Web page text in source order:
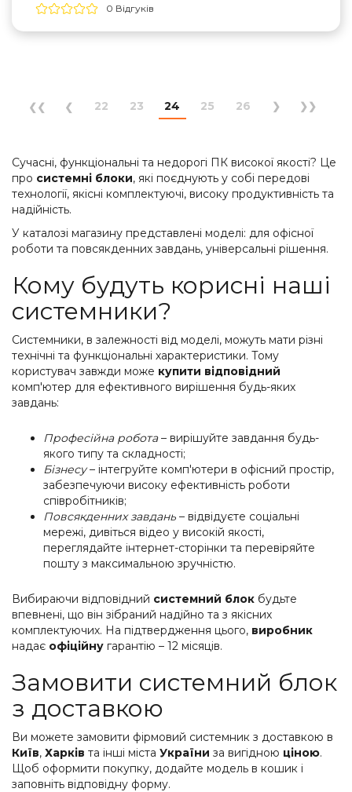
0 Відгуків
22 23 24 25 26
Сучасні, функціональні та недорогі ПК високої якості? Це
про системні блоки, які поєднують у собі передові
технології, якісні комплектуючі, високу продуктивність та
надійність.
У каталозі магазину представлені моделі: для офісної
роботи та повсякденних завдань, універсальні рішення.
Кому будуть корисні наші
системники?
Системники, в залежності від моделі, можуть мати різні
технічні та функціональні характеристики. Тому
користувач завжди може купити відповідний
комп'ютер для ефективного вирішення будь-яких
завдань:
Професійна робота– вирішуйте завдання будь-
якого типу та складності;
Бізнесу– інтегруйте комп'ютери в офісний простір,
забезпечуючи високу ефективність роботи
співробітників;
Повсякденних завдань – відвідуєте соціальні
мережі, дивіться відео у високій якості,
переглядайте інтернет-сторінки та перевіряйте
пошту з максимальною зручністю.
Вибираючи відповідний системний блок будьте
впевнені, що він зібраний надійно та з якісних
комплектуючих. На підтвердження цього, виробник
надає офіційну гарантію – 12 місяців.
Замовити системний блок
з доставкою
Ви можете замовити фірмовий системник з доставкою в
Київ, Харків та інші міста України за вигідною ціною.
Щоб оформити покупку, додайте модель в кошик і
заповніть відповідну форму.